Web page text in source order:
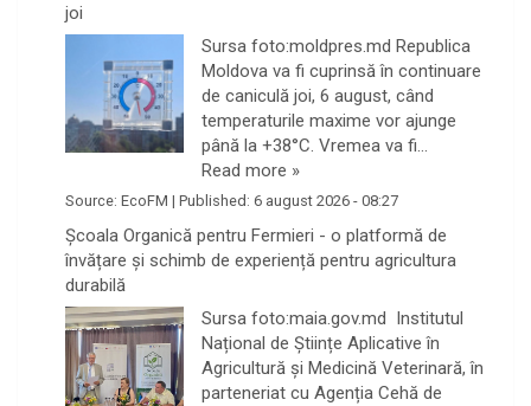
joi
Sursa foto:moldpres.md Republica
Moldova va fi cuprinsă în continuare
de caniculă joi, 6 august, când
temperaturile maxime vor ajunge
până la +38°C. Vremea va fi…
Read more »
Source: EcoFM | Published: 6 august 2026 - 08:27
Școala Organică pentru Fermieri - o platformă de
învățare și schimb de experiență pentru agricultura
durabilă
Sursa foto:maia.gov.md Institutul
Național de Științe Aplicative în
Agricultură și Medicină Veterinară, în
parteneriat cu Agenția Cehă de